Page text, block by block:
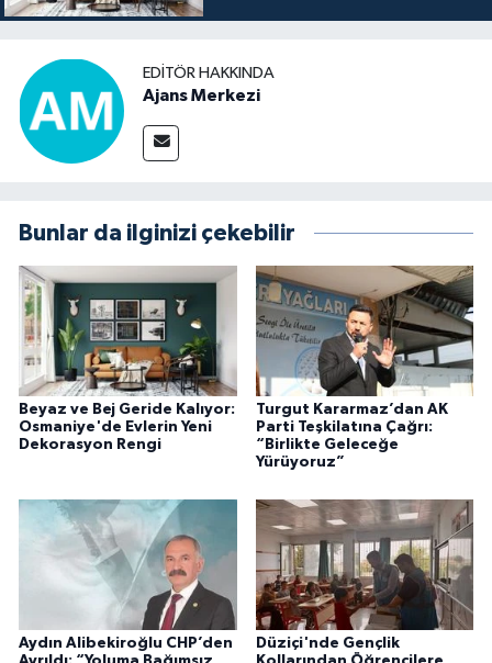
EDITÖR HAKKINDA
Ajans Merkezi
Bunlar da ilginizi çekebilir
Beyaz ve Bej Geride Kalıyor:
Osmaniye'de Evlerin Yeni
Dekorasyon Rengi
Turgut Kararmaz’dan AK
Parti Teşkilatına Çağrı:
“Birlikte Geleceğe
Yürüyoruz”
Aydın Alibekiroğlu CHP’den
Düziçi'nde Gençlik